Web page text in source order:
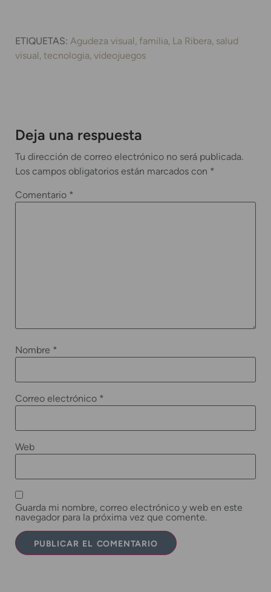
ETIQUETAS: Agudeza visual familia La Ribera salud
visual tecnologia videojuegos
Deja una respuesta
Tu dirección de correo electrónico no será publicada.
Los campos obligatorios están marcados con *
Comentario *
Nombre *
Correo electrónico *
Web
Guarda mi nombre, correo electrónico y web en este
navegador para la próxima vez que comente.